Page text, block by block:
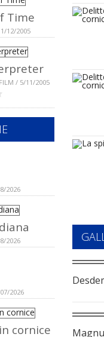
Time
12/2005
/ 5/11/2005
2026
2026
2026
cornice